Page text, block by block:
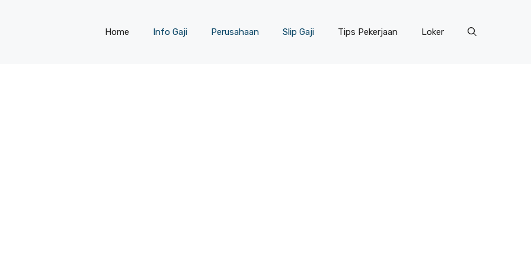
Home Info Gaji Perusahaan Slip Gaji Tips Pekerjaan Loker